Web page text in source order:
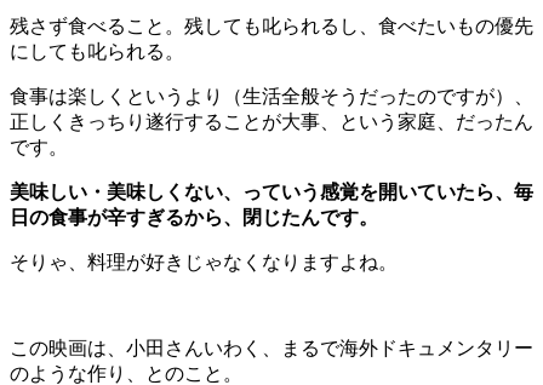
残さず食べること。残しても叱られるし、食べたいもの優先
にしても叱られる。
食事は楽しくというより（生活全般そうだったのですが）、
正しくきっちり遂行することが大事、という家庭、だったん
です。
美味しい・美味しくない、っていう感覚を開いていたら、毎
日の食事が辛すぎるから、閉じたんです。
そりゃ、料理が好きじゃなくなりますよね。
この映画は、小田さんいわく、まるで海外ドキュメンタリー
のような作り、とのこと。